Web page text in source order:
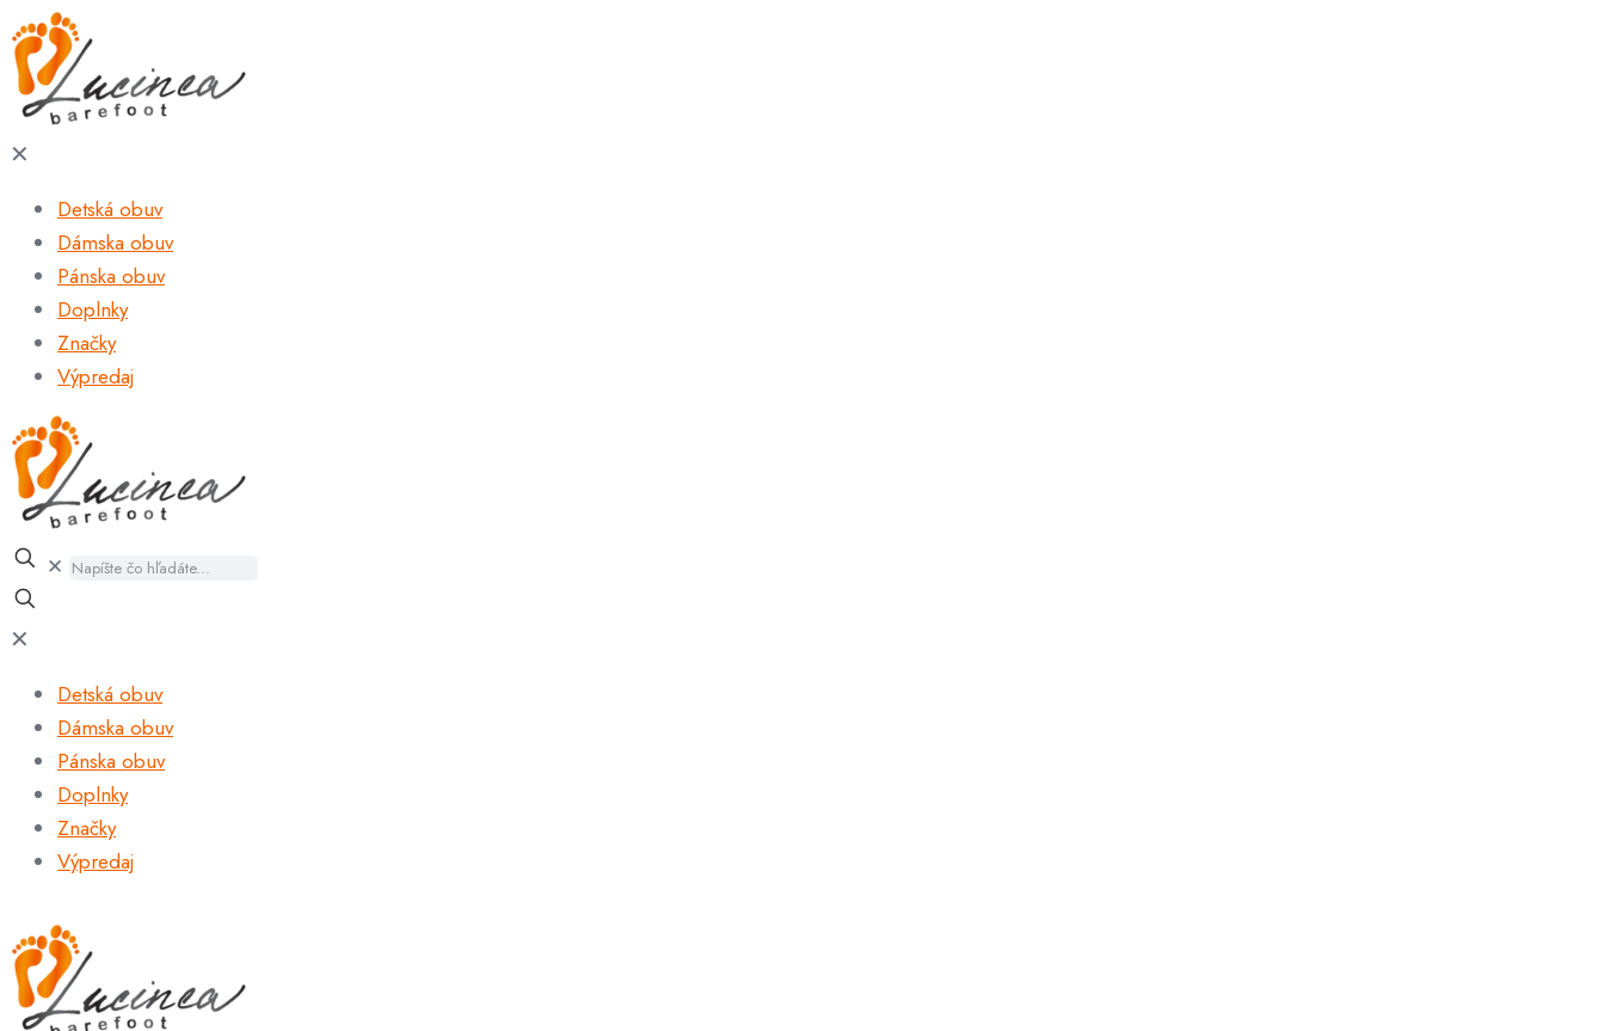
✕
Detská obuv
Dámska obuv
Pánska obuv
Doplnky
Značky
Výpredaj
✕
✕
Detská obuv
Dámska obuv
Pánska obuv
Doplnky
Značky
Výpredaj